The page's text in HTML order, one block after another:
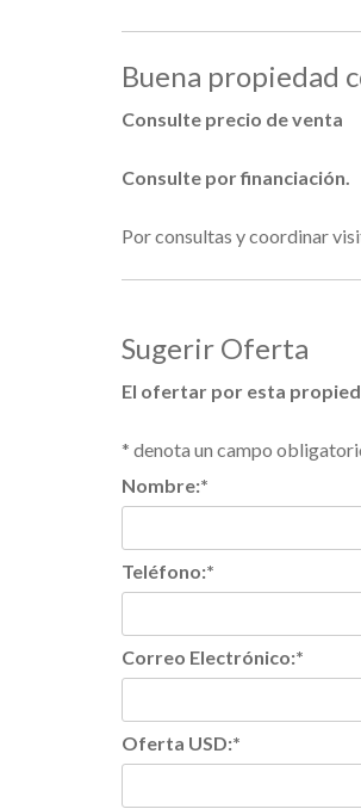
Buena propiedad
Consulte precio de venta
Consulte por financiación.
Por consultas y coordinar
Sugerir Oferta
El ofertar por esta
* denota un campo
Nombre:*
Teléfono:*
Correo Electrónico:*
Oferta USD:*